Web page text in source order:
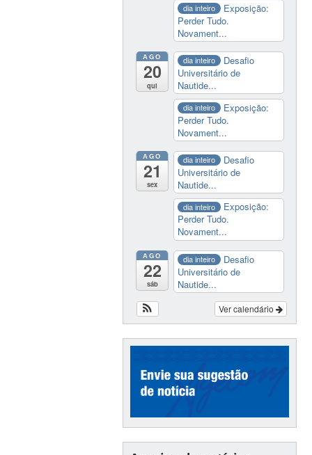
dia inteiro
Exposição:
Perder Tudo.
Novament...
AGO
20
qui
dia inteiro
Desafio
Universitário de
Nautide...
dia inteiro
Exposição:
Perder Tudo.
Novament...
AGO
21
sex
dia inteiro
Desafio
Universitário de
Nautide...
dia inteiro
Exposição:
Perder Tudo.
Novament...
AGO
22
sáb
dia inteiro
Desafio
Universitário de
Nautide...
Ver calendário